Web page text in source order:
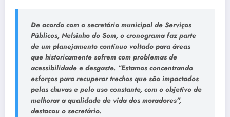
De acordo com o secretário municipal de Serviços
Públicos, Nelsinho do Som, o cronograma faz parte
de um planejamento contínuo voltado para áreas
que historicamente sofrem com problemas de
acessibilidade e desgaste. “Estamos concentrando
esforços para recuperar trechos que são impactados
pelas chuvas e pelo uso constante, com o objetivo de
melhorar a qualidade de vida dos moradores”,
destacou o secretário.